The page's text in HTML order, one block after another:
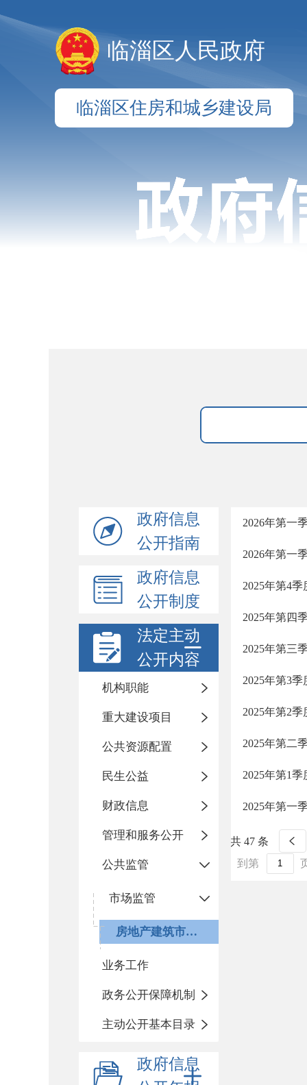
临淄区人民政府
临淄区住房和城乡建设局
政府信息
公开指南
政府信息
公开制度
法定主动
公开内容
机构职能
重大建设项目
公共资源配置
民生公益
财政信息
管理和服务公开
公共监管
市场监管
房地产建筑市场监管
业务工作
政务公开保障机制
主动公开基本目录
政府信息
2026年第一
2026年第一
2025年第4
2025年第四
2025年第三
2025年第3
2025年第2
2025年第二
2025年第1
2025年第一
共 47 条
到第